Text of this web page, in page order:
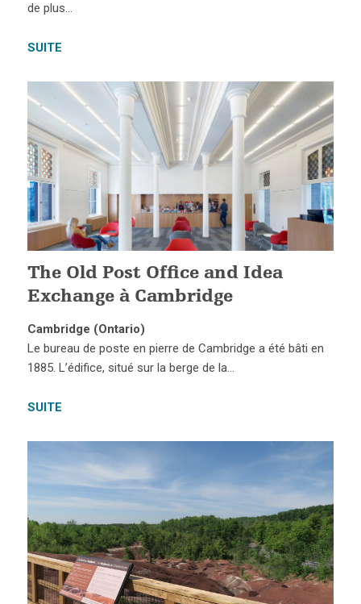
de plus…
SUITE
The Old Post Office and Idea
Exchange à Cambridge
Cambridge (Ontario)
Le bureau de poste en pierre de Cambridge a été bâti en
1885. L’édifice, situé sur la berge de la…
SUITE